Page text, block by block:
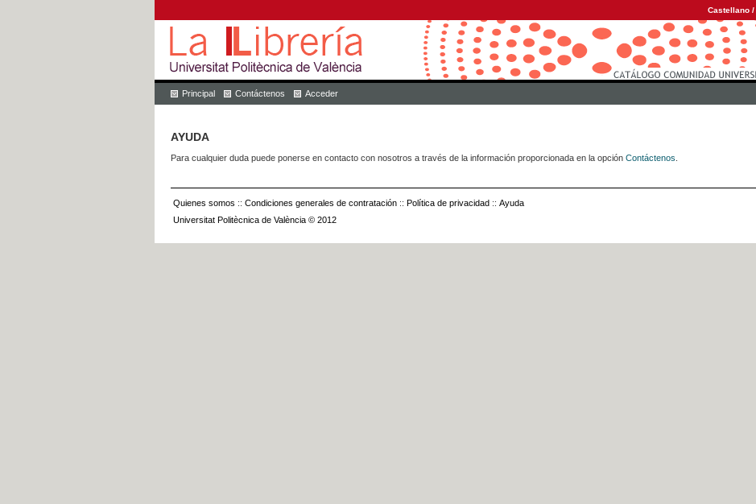
Castellano /
Principal Contáctenos Acceder
AYUDA
Para cualquier duda puede ponerse en contacto con nosotros a través de la información proporcionada en la opción Contáctenos
Quienes somos :: Condiciones generales de contratación :: Política de privacidad :: Ayuda
Universitat Politècnica de València © 2012